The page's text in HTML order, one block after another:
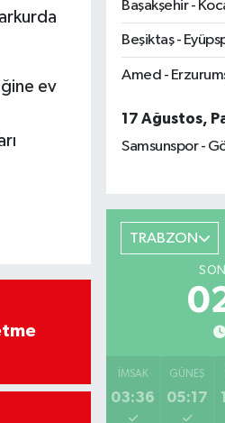
ev
Başakşehir -
Beşiktaş -
Amed -
17 Ağustos,
Samsunspor -
TRABZON
İMSAK
03:36
GÜNEŞ
05:17